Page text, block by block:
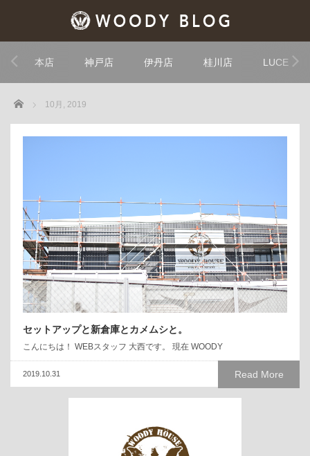
本店 神戸店 伊丹店 桂川店 LUCE
Home 10月, 2019
セットアップと新倉庫とカメムシと。
こんにちは！ WEBスタッフ 大西です。 現在 WOODY
Read More
2019.10.31